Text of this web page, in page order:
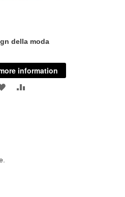
della moda
information
ADD